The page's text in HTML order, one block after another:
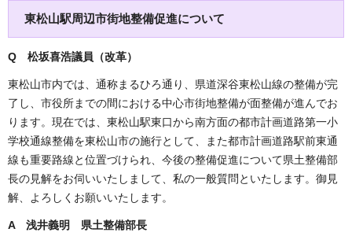
東松山駅周辺市街地整備促進について
Q 松坂喜浩議員（改革）
東松山市内では、通称まるひろ通り、県道深谷東松山線の整備が完
了し、市役所までの間における中心市街地整備が面整備が進んでお
ります。現在では、東松山駅東口から南方面の都市計画道路第一小
学校通線整備を東松山市の施行として、また都市計画道路駅前東通
線も重要路線と位置づけられ、今後の整備促進について県土整備部
長の見解をお伺いいたしまして、私の一般質問といたします。御見
解、よろしくお願いいたします。
A 浅井義明 県土整備部長